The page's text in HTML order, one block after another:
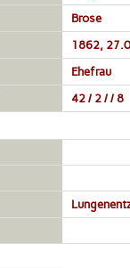
Brose
1862,
Ehefrau
42 / 2 / / 8